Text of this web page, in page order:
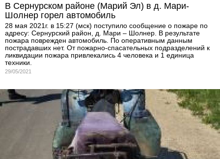
В Сернурском районе (Марий Эл) в д. Мари-
Шолнер горел автомобиль
28 мая 2021г. в 15:27 (мск) поступило сообщение о пожаре по
адресу: Сернурский район, д. Мари – Шолнер. В результате
пожара поврежден автомобиль. По оперативным данным
пострадавших нет. От пожарно-спасательных подразделений к
ликвидации пожара привлекались 4 человека и 1 единица
техники.
29/05/2021